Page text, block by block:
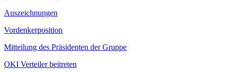
Auszeichnungen
Vordenkerposition
Mitteilung des Präsidenten der Gruppe
OKI Verteiler beitreten